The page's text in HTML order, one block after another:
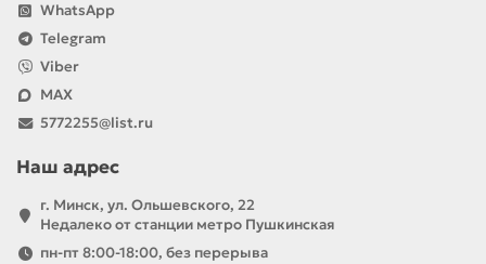
WhatsApp
Telegram
Viber
MAX
5772255@list.ru
Наш адрес
г. Минск, ул. Ольшевского, 22
Недалеко от станции метро Пушкинская
пн-пт 8:00-18:00, без перерыва